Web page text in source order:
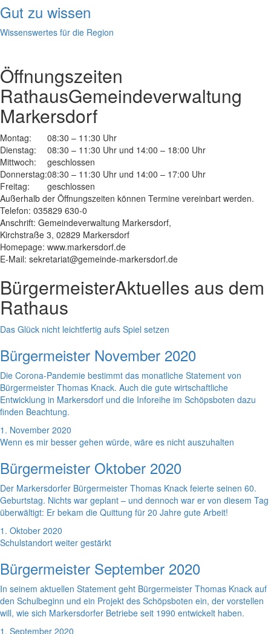
Gut zu wissen
Wissenswertes für die Region
Öffnungszeiten
RathausGemeindeverwaltung
Markersdorf
Montag:
08:30 – 11:30 Uhr
Dienstag:
08:30 – 11:30 Uhr und 14:00 – 18:00 Uhr
Mittwoch:
geschlossen
Donnerstag:08:30 – 11:30 Uhr und 14:00 – 17:00 Uhr
Freitag:
geschlossen
Außerhalb der Öffnungszeiten können Termine vereinbart werden.
Telefon: 035829 630-0
Anschrift: Gemeindeverwaltung Markersdorf,
Kirchstraße 3, 02829 Markersdorf
Homepage: www.markersdorf.de
E-Mail: sekretariat@gemeinde-markersdorf.de
BürgermeisterAktuelles aus dem
Rathaus
Das Glück nicht leichtfertig aufs Spiel setzen
Bürgermeister November 2020
Die Corona-Pandemie bestimmt das monatliche Statement von
Bürgermeister Thomas Knack. Auch die gute wirtschaftliche
Entwicklung in Markersdorf und die Inforeihe im Schöpsboten dazu
finden Beachtung.
1. November 2020
Wenn es mir besser gehen würde, wäre es nicht auszuhalten
Bürgermeister Oktober 2020
Der Markersdorfer Bürgermeister Thomas Knack feierte seinen 60.
Geburtstag. Nichts war geplant – und dennoch war er von diesem Tag
überwältigt: Er bekam die Quittung für 20 Jahre gute Arbeit!
1. Oktober 2020
Schulstandort weiter gestärkt
Bürgermeister September 2020
In seinem aktuellen Statement geht Bürgermeister Thomas Knack auf
den Schulbeginn und ein Projekt des Schöpsboten ein, der vorstellen
will, wie sich Markersdorfer Betriebe seit 1990 entwickelt haben.
1. September 2020